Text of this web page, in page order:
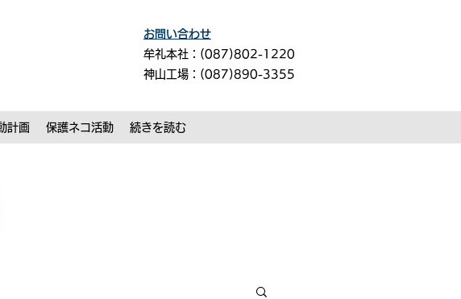
お問い合わせ
牟礼本社：(087)802-1220
神山工場：(087)890-3355
計画 保護ネコ活動 続きを読む